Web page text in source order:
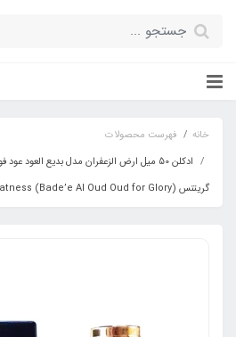
خانه
فهرست محصولات
ادکلن 50 میل ارض الزعفران مدل بدیع العود
گریتنس (Bade’e Al Oud Oud for Glory) Initio Oud for Greatness